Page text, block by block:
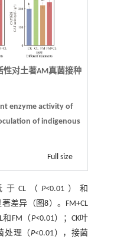
性对土著AM真菌接种
enzyme activity of
of indigenous
Full size
于CL（P<0.01）和
著差异（ 图8）。FM+CL
和FM（P<0.01）；CK叶
处理（P<0.01），接菌